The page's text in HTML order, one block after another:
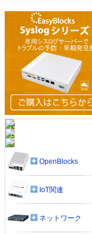
OpenBlocks
IoT関連
ネットワーク